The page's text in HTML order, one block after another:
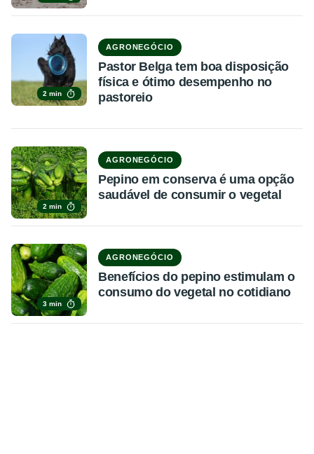
2 min
AGRONEGÓCIO
Pastor Belga tem boa disposição
física e ótimo desempenho no
pastoreio
2 min
AGRONEGÓCIO
Pepino em conserva é uma opção
saudável de consumir o vegetal
3 min
AGRONEGÓCIO
Benefícios do pepino estimulam o
consumo do vegetal no cotidiano